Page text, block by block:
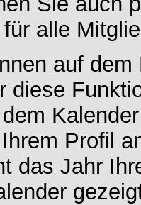
alle
auf
diese
Profil
das Jahr